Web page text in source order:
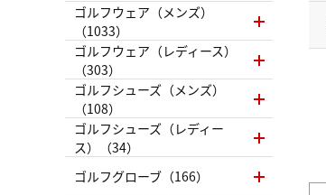
ゴルフウェア（メンズ）
（1033）
ゴルフウェア（レディース）
（303）
ゴルフシューズ（メンズ）
（108）
ゴルフシューズ（レディー
ス）（34）
ゴルフグローブ（166）